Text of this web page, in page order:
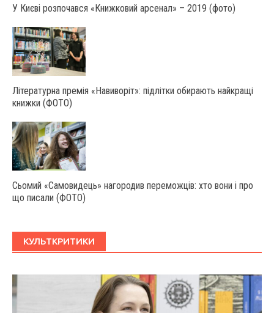
У Києві розпочався «Книжковий арсенал» – 2019 (фото)
Літературна премія «Навиворіт»: підлітки обирають найкращі
книжки (ФОТО)
Сьомий «Самовидець» нагородив переможців: хто вони і про
що писали (ФОТО)
КУЛЬТКРИТИКИ